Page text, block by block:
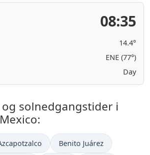
08:35
14.4°
ENE (77°)
Day
solnedgangstider i
Benito Juárez